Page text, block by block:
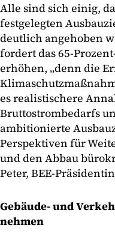
Alle sind sich einig,
festgelegten
deutlich angehoben
fordert das 65-
erhöhen, „denn die
es realistischere
Bruttostrombedarfs
ambitionierte
Perspektiven für
und den Abbau
Peter, BEE-
Gebäude- und
nehmen